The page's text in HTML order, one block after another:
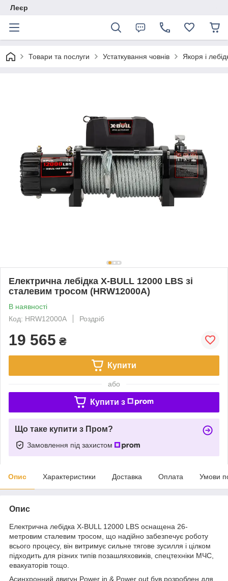
Леєр
Товари та послуги Устаткування човнів Якоря і
Електрична лебідка X-BULL 12000 LBS зі
сталевим тросом (HRW12000A)
В наявності
Код: HRW12000A
Роздріб
19 565 ₴
Купити
або
Купити з
Що таке купити з Пром?
Замовлення під захистом
Опис Характеристики Доставка Оплата Умови
Опис
Електрична лебідка X-BULL 12000 LBS оснащена 26-
метровим сталевим тросом, що надійно забезпечує роботу
всього процесу, він витримує сильне тягове зусилля і цілком
підходить для різних типів позашляховиків, спецтехніки МЧС,
евакуаторів тощо.
Асинхронний двигун Power in & Power out був розроблен для